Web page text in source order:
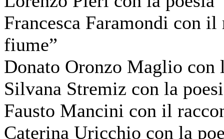
Francesca Faramondi con
fiume”
Donato Oronzo Maglio con
Silvana Stremiz con la
Fausto Mancini con il
Caterina Uricchio con la